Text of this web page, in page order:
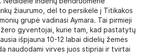
žiaurumo, dėl to persikėlė į Titikakos
grupė vadinasi Aymara. Tai pirmieji
gyventojai, kurie tam, kad pastatytų
išpjauna 10-12 labai didelių žemės
naudodami virves juos stipriai ir tvirtai